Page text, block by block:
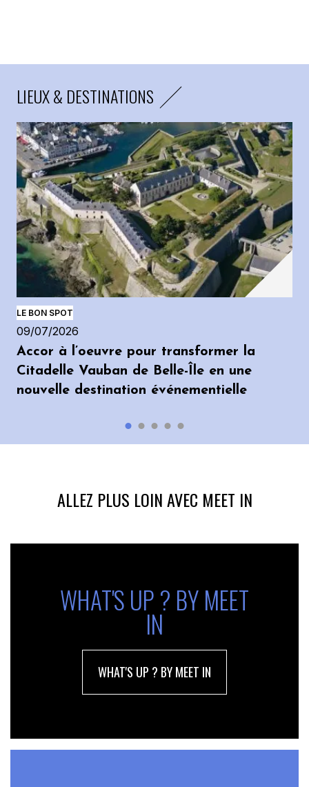
LIEUX & DESTINATIONS
LE BON SPOT
09/07/2026
Accor à l’oeuvre pour transformer la
Citadelle Vauban de Belle-Île en une
nouvelle destination événementielle
ALLEZ PLUS LOIN AVEC MEET IN
WHAT'S UP ? BY MEET
IN
WHAT'S UP ? BY MEET IN